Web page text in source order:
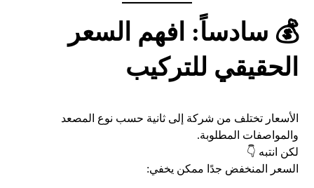
💰 سادساً: افهم السعر
الحقيقي للتركيب
الأسعار تختلف من شركة إلى ثانية حسب نوع المصعد
والمواصفات المطلوبة.
لكن انتبه 👇
السعر المنخفض جدًا ممكن يخفي: